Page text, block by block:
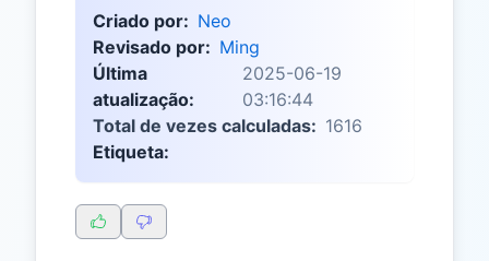
Criado por: Neo
Revisado por: Ming
Última
atualização:
2025-06-19
03:16:44
Total de vezes calculadas: 1616
Etiqueta: